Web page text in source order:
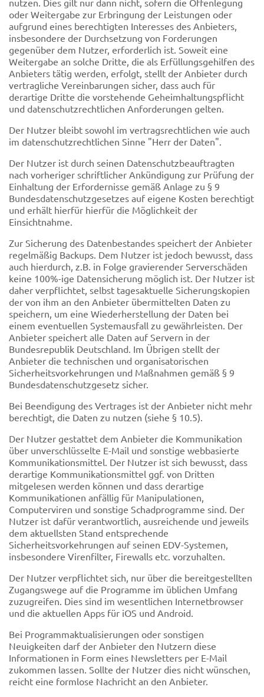
oder Weitergabe zur Erbringung der Leistungen oder
aufgrund eines berechtigten Interesses des Anbieters,
insbesondere der Durchsetzung von Forderungen
gegenüber dem Nutzer, erforderlich ist. Soweit eine
Weitergabe an solche Dritte, die als Erfüllungsgehilfen des
Anbieters tätig werden, erfolgt, stellt der Anbieter durch
vertragliche Vereinbarungen sicher, dass auch für
derartige Dritte die vorstehende Geheimhaltungspflicht
und datenschutzrechtlichen Anforderungen gelten.
Der Nutzer bleibt sowohl im vertragsrechtlichen wie auch
im datenschutzrechtlichen Sinne "Herr der Daten".
Der Nutzer ist durch seinen Datenschutzbeauftragten
nach vorheriger schriftlicher Ankündigung zur Prüfung der
Einhaltung der Erfordernisse gemäß Anlage zu § 9
Bundesdatenschutzgesetzes auf eigene Kosten berechtigt
und erhält hierfür hierfür die Möglichkeit der
Einsichtnahme.
Zur Sicherung des Datenbestandes speichert der Anbieter
regelmäßig Backups. Dem Nutzer ist jedoch bewusst, dass
auch hierdurch, z.B. in Folge gravierender Serverschäden
keine 100%-ige Datensicherung möglich ist. Der Nutzer ist
daher verpflichtet, selbst tagesaktuelle Sicherungskopien
der von ihm an den Anbieter übermittelten Daten zu
speichern, um eine Wiederherstellung der Daten bei
einem eventuellen Systemausfall zu gewährleisten. Der
Anbieter speichert alle Daten auf Servern in der
Bundesrepublik Deutschland. Im Übrigen stellt der
Anbieter die technischen und organisatorischen
Sicherheitsvorkehrungen und Maßnahmen gemäß § 9
Bundesdatenschutzgesetz sicher.
Bei Beendigung des Vertrages ist der Anbieter nicht mehr
berechtigt, die Daten zu nutzen (siehe § 10.5).
Der Nutzer gestattet dem Anbieter die Kommunikation
über unverschlüsselte E-Mail und sonstige webbasierte
Kommunikationsmittel. Der Nutzer ist sich bewusst, dass
derartige Kommunikationsmittel ggf. von Dritten
mitgelesen werden können und dass derartige
Kommunikationen anfällig für Manipulationen,
Computerviren und sonstige Schadprogramme sind. Der
Nutzer ist dafür verantwortlich, ausreichende und jeweils
dem aktuellsten Stand entsprechende
Sicherheitsvorkehrungen auf seinen EDV-Systemen,
insbesondere Virenfilter, Firewalls etc. vorzuhalten.
Der Nutzer verpflichtet sich, nur über die bereitgestellten
Zugangswege auf die Programme im üblichen Umfang
zuzugreifen. Dies sind im wesentlichen Internetbrowser
und die aktuellen Apps für iOS und Android.
Bei Programmaktualisierungen oder sonstigen
Neuigkeiten darf der Anbieter den Nutzern diese
Informationen in Form eines Newsletters per E-Mail
zukommen lassen. Sollte der Nutzer dies nicht wünschen,
reicht eine formlose Nachricht an den Anbieter.